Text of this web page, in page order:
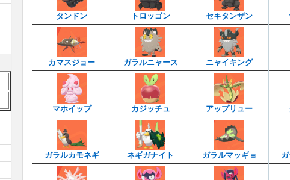
タンドン トロッゴン セキタンザン
カマスジョー ガラルニャース ニャイキング
マホイップ カジッチュ アップリュー
ガラルカモネギ ネギガナイト ガラルマッギョ